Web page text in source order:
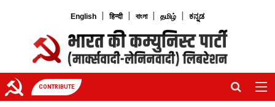
English | हिन्दी | বাংলা | தமிழ் | ಕನ್ನಡ
CONTRIBUTE